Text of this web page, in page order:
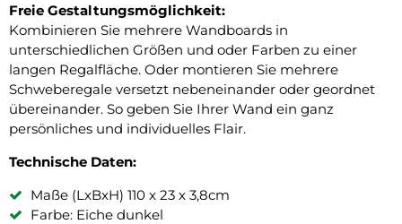
Freie Gestaltungsmöglichkeit:
Kombinieren Sie mehrere Wandboards in
unterschiedlichen Größen und oder Farben zu einer
langen Regalfläche. Oder montieren Sie mehrere
Schweberegale versetzt nebeneinander oder geordnet
übereinander. So geben Sie Ihrer Wand ein ganz
persönliches und individuelles Flair.
Technische Daten:
Maße (LxBxH) 110 x 23 x 3,8cm
Farbe: Eiche dunkel